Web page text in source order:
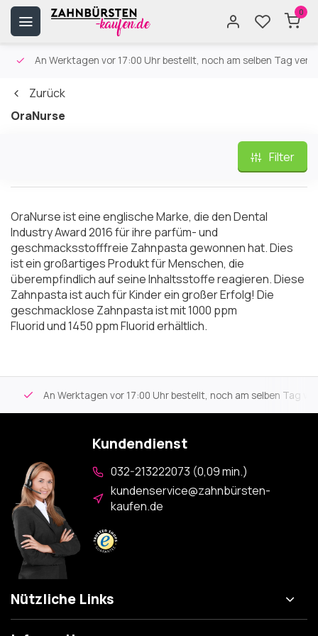
0
An Werktagen vor 17:00 Uhr bestellt, noch am selben Tag
Zurück
OraNurse
Filter
OraNurse ist eine englische Marke, die den Dental
Industry Award 2016 für ihre parfüm- und
geschmacksstofffreie Zahnpasta gewonnen hat. Dies
ist ein großartiges Produkt für Menschen, die
überempfindlich auf seine Inhaltsstoffe reagieren. Diese
Zahnpasta ist auch für Kinder ein großer Erfolg! Die
geschmacklose Zahnpasta ist mit1000 ppm
Fluoridund1450 ppm Fluoriderhältlich.
An Werktagen vor 17:00 Uhr bestellt, noch am selben Tag
Kundendienst
032-213222073 (0,09 min.)
kundenservice@zahnbürsten-
kaufen.de
Nützliche Links